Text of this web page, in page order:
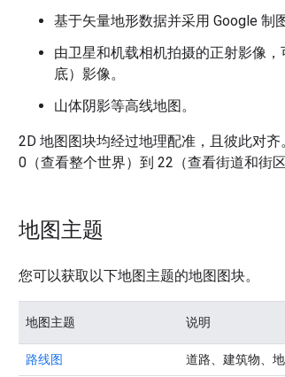
基于矢量地形数据并采用 Google 制
由卫星和机载相机拍摄的正射影像
底）影像。
山体阴影等高线地图。
2D 地图图块均经过地理配准，且彼此对
0（查看整个世界）到 22（查看街道和街区
地图主题
您可以获取以下地图主题的地图图块。
地图主题 说明
路线图 道路、建筑物、